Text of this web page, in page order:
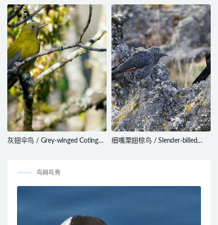
Daphoenositta chrysoptera
ellisiana
灰翅伞鸟 / Grey-winged Cotinga /
细嘴栗翅椋鸟 / Slender-billed
鸟网鸟秀